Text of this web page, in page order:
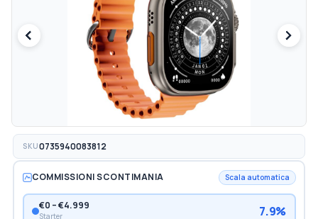
immagini
SKU0735940083812
COMMISSIONI SCONTIMANIA Scala automatica
€0 – €4.999
Starter 7.9%